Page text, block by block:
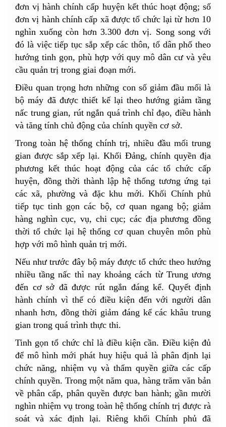
đơn vị hành chính cấp huyện kết thúc hoạt động; số
đơn vị hành chính cấp xã được tổ chức lại từ hơn 10
nghìn xuống còn hơn 3.300 đơn vị. Song song với
đó là việc tiếp tục sắp xếp các thôn, tổ dân phố theo
hướng tinh gọn, phù hợp với quy mô dân cư và yêu
cầu quản trị trong giai đoạn mới.
Điều quan trọng hơn những con số giảm đầu mối là
bộ máy đã được thiết kế lại theo hướng giảm tầng
nấc trung gian, rút ngắn quá trình chỉ đạo, điều hành
và tăng tính chủ động của chính quyền cơ sở.
Trong toàn hệ thống chính trị, nhiều đầu mối trung
gian được sắp xếp lại. Khối Đảng, chính quyền địa
phương kết thúc hoạt động của các tổ chức cấp
huyện, đồng thời thành lập hệ thống tương ứng tại
các xã, phường và đặc khu mới. Khối Chính phủ
tiếp tục tinh gọn các bộ, cơ quan ngang bộ; giảm
hàng nghìn cục, vụ, chi cục; các địa phương đồng
thời tổ chức lại hệ thống cơ quan chuyên môn phù
hợp với mô hình quản trị mới.
Nếu như trước đây bộ máy được tổ chức theo hướng
nhiều tầng nấc thì nay khoảng cách từ Trung ương
đến cơ sở đã được rút ngắn đáng kể. Quyết định
hành chính vì thế có điều kiện đến với người dân
nhanh hơn, đồng thời giảm đáng kể các khâu trung
gian trong quá trình thực thi.
Tinh gọn tổ chức chỉ là điều kiện cần. Điều kiện đủ
để mô hình mới phát huy hiệu quả là phân định lại
chức năng, nhiệm vụ và thẩm quyền giữa các cấp
chính quyền. Trong một năm qua, hàng trăm văn bản
về phân cấp, phân quyền được ban hành; gần mười
nghìn nhiệm vụ trong toàn hệ thống chính trị được rà
soát và xác định lại. Riêng khối Chính phủ đã